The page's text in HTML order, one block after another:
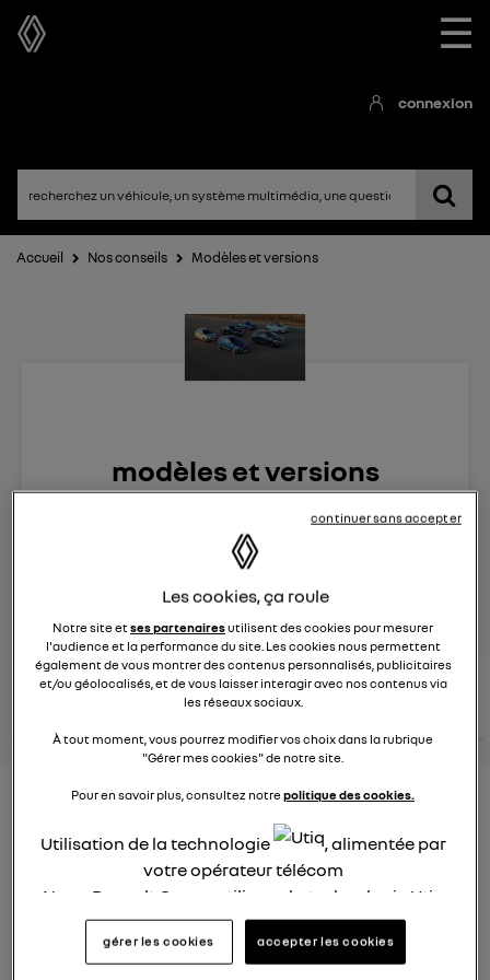
☰
connexion
Accueil Nos conseils Modèles et versions
modèles et versions
13:15
Véhicules RENAULT
posez une question
consultez les
conseils
voir tous les
Nouveau modèle électrique
Renault 2022
26 janvier 2022
Quel est le nouveau modèle électrique Renault cette
année ?
Les cookies, ça roule
Notre site etses partenairesutilisent des cookies pour mesurer
l'audience et la performance du site. Les cookies nous permettent
également de vous montrer des contenus personnalisés, publicitaires
et/ou géolocalisés, et de vous laisser interagir avec nos contenus via
les réseaux sociaux.
À tout moment, vous pourrez modifier vos choix dans la rubrique
"Gérer mes cookies" de notre site.
Pour en savoir plus, consultez notrepolitique des cookies.
Utilisation de la technologie
, alimentée par
votre opérateur télécom
Nous, Renault Group, utilisons la technologie Utiq
pour nos activités digitales (telles que décrites
dans cette notice de consentement) et liées à
gérer les cookies accepter les cookies
continuer sans accepter